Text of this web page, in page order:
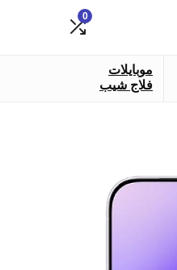
0
موبايلات
فلاج شيب